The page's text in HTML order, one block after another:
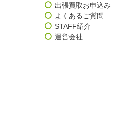
出張買取お申込み
よくあるご質問
STAFF紹介
運営会社